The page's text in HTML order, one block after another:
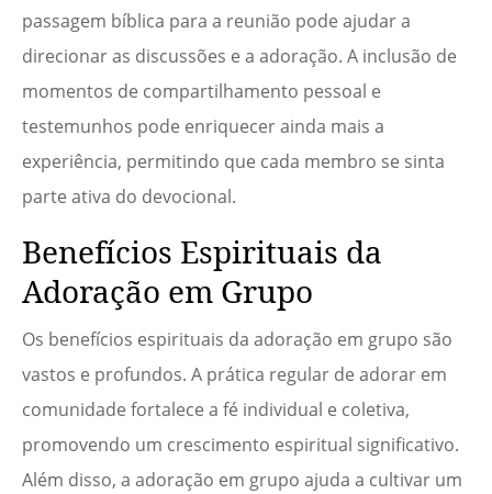
passagem bíblica para a reunião pode ajudar a
direcionar as discussões e a adoração. A inclusão de
momentos de compartilhamento pessoal e
testemunhos pode enriquecer ainda mais a
experiência, permitindo que cada membro se sinta
parte ativa do devocional.
Benefícios Espirituais da
Adoração em Grupo
Os benefícios espirituais da adoração em grupo são
vastos e profundos. A prática regular de adorar em
comunidade fortalece a fé individual e coletiva,
promovendo um crescimento espiritual significativo.
Além disso, a adoração em grupo ajuda a cultivar um